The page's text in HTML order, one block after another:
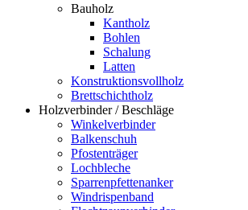
Bauholz
Kantholz
Bohlen
Schalung
Latten
Konstruktionsvollholz
Brettschichtholz
Holzverbinder / Beschläge
Winkelverbinder
Balkenschuh
Pfostenträger
Lochbleche
Sparrenpfettenanker
Windrispenband